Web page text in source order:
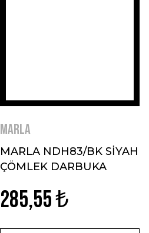
MARLA
MARLA NDH83/BK SİYAH
ÇÖMLEK DARBUKA
285,55 ₺